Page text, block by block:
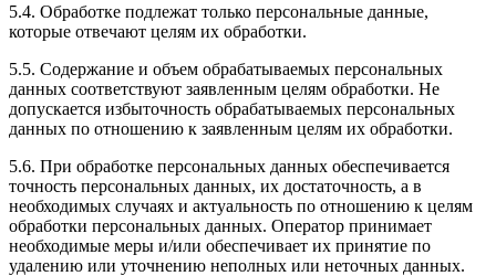
5.4. Обработке подлежат только персональные данные,
которые отвечают целям их обработки.
5.5. Содержание и объем обрабатываемых персональных
данных соответствуют заявленным целям обработки. Не
допускается избыточность обрабатываемых персональных
данных по отношению к заявленным целям их обработки.
5.6. При обработке персональных данных обеспечивается
точность персональных данных, их достаточность, а в
необходимых случаях и актуальность по отношению к целям
обработки персональных данных. Оператор принимает
необходимые меры и/или обеспечивает их принятие по
удалению или уточнению неполных или неточных данных.